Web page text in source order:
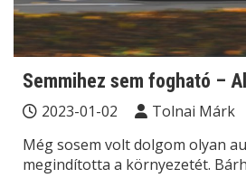
Semmihez sem fogható –
2023-01-02 Tolnai Márk
Még sosem volt dolgom olyan
megindította a környezetét.